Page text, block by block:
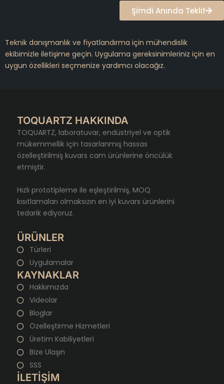
Şimdi Anında Teklif
Teknik danışmanlık ve fiyatlandırma için mühendislik
ekibimizle iletişime geçin. Uygulama gereksinimleriniz için en
uygun özellikleri seçmenize yardımcı olacağız.
TOQUARTZ HAKKINDA
TOQUARTZ, laboratuvar, endüstriyel ve optik
mükemmellik için tasarlanmış hassas
özelleştirilmiş kuvars cam ürünlerine öncülük
etmiştir.
Hızlı prototipleme ile eşleştirilmiş, MOQ
kısıtlamaları olmaksızın en iyi kuvars ürünlerini
tedarik ediyoruz.
ÜRÜNLER
Türleri
Uygulamalar
KAYNAKLAR
Hakkımızda
Videolar
Bloglar
Özelleştirme Hizmetleri
Üretim Kabiliyetleri
Bize Ulaşın
SSS
İLETİŞİM